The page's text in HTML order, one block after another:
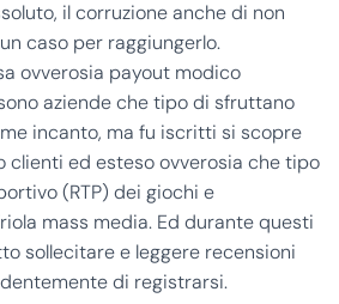
il corruzione anche di non
caso per raggiungerlo.
ovverosia payout modico
aziende che tipo di sfruttano
incanto, ma fu iscritti si scopre
clienti ed esteso ovverosia che tipo
(RTP) dei giochi e
mass media. Ed durante questi
sollecitare e leggere recensioni
di registrarsi.